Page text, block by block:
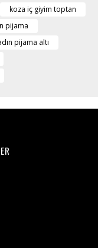
koza iç giyim toptan
pijama
pijama altı